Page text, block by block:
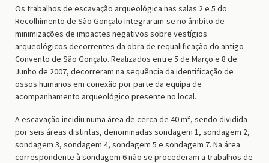
Os trabalhos de escavação arqueológica nas salas 2 e 5 do
Recolhimento de São Gonçalo integraram-se no âmbito de
minimizações de impactes negativos sobre vestígios
arqueológicos decorrentes da obra de requalificação do antigo
Convento de São Gonçalo. Realizados entre 5 de Março e 8 de
Junho de 2007, decorreram na sequência da identificação de
ossos humanos em conexão por parte da equipa de
acompanhamento arqueológico presente no local.
A escavação incidiu numa área de cerca de 40 m², sendo dividida
por seis áreas distintas, denominadas sondagem 1, sondagem 2,
sondagem 3, sondagem 4, sondagem 5 e sondagem 7. Na área
correspondente à sondagem 6 não se procederam a trabalhos de